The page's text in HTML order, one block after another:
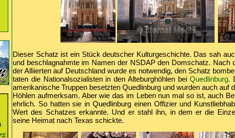
Dieser Schatz ist ein Stück deutscher Kulturgeschichte. Das sah
und beschlagnahmte im Namen der NSDAP den Domschatz. Nach
der Alliierten auf Deutschland wurde es notwendig, den Schatz
taten die Nationalsozialisten in den Alteburghöhlen beiQuedlinburg.
amerikanische Truppen besetzten Quedlinburg und wurden auch auf
Höhlen aufmerksam. Aber wie das im Leben nun mal so ist, auch
ehrlich. So hatten sie in Quedlinburg einen Offizier und
Wert des Schatzes erkannte. Und er stahl ihn, in dem er die
seine Heimat nach Texas schickte.